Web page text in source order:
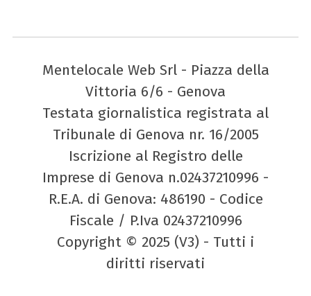
Mentelocale Web Srl - Piazza della
Vittoria 6/6 - Genova
Testata giornalistica registrata al
Tribunale di Genova nr. 16/2005
Iscrizione al Registro delle
Imprese di Genova n.02437210996 -
R.E.A. di Genova: 486190 - Codice
Fiscale / P.Iva 02437210996
Copyright © 2025 (V3) - Tutti i
diritti riservati